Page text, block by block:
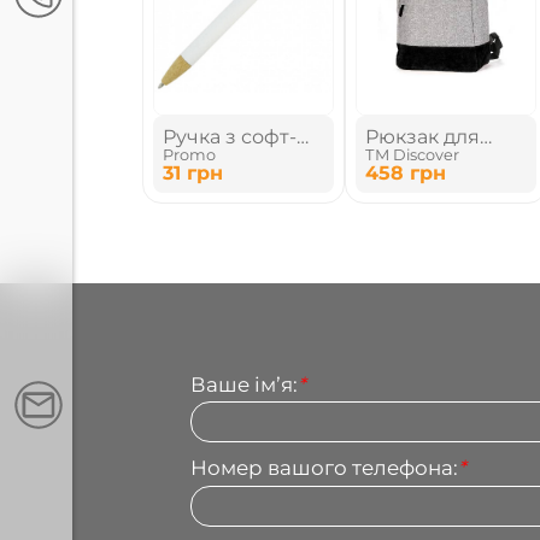
Ручка з софт-
тач покриттям
та
Promo
31 грн
Рюкзак для
подорожей
ТМ Discover
458 грн
Ваше імʼя:*
Номер вашого телефона:*